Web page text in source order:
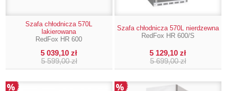
Szafa chłodnicza 570L
lakierowana
RedFox HR 600
5 039,10 zł
5 599,00 zł
Szafa chłodnicza 570L nierdzewna
RedFox HR 600/S
5 129,10 zł
5 699,00 zł